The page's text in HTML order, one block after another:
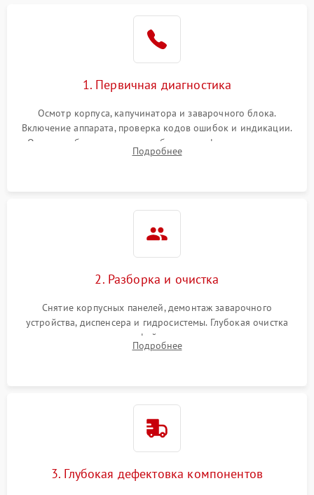
1. Первичная диагностика
Осмотр корпуса, капучинатора и заварочного блока.
Включение аппарата, проверка кодов ошибок и индикации.
Оценка работы помпы, термоблока и кофемолки на слух.
Измерение температуры и давления воды для выявления
Подробнее
2. Разборка и очистка
Снятие корпусных панелей, демонтаж заварочного
устройства, диспенсера и гидросистемы. Глубокая очистка
внутренних узлов от кофейных масел, жмыха и накипи.
Промывка дренажных каналов и фильтров с использованием
Подробнее
3. Глубокая дефектовка компонентов